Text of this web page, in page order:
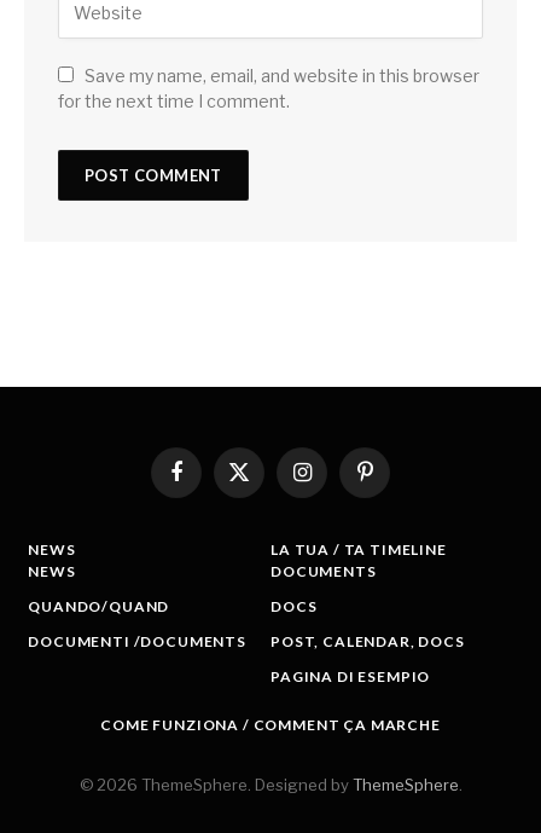
Save my name, email, and website in this browser
for the next time I comment.
Facebook
X
(Twitter)
InstagramPinterest
NEWS
NEWS
QUANDO/QUAND
DOCUMENTI /DOCUMENTS
LA TUA / TA TIMELINE
DOCUMENTS
DOCS
POST, CALENDAR, DOCS
PAGINA DI ESEMPIO
COME FUNZIONA / COMMENT ÇA MARCHE
© 2026 ThemeSphere. Designed byThemeSphere